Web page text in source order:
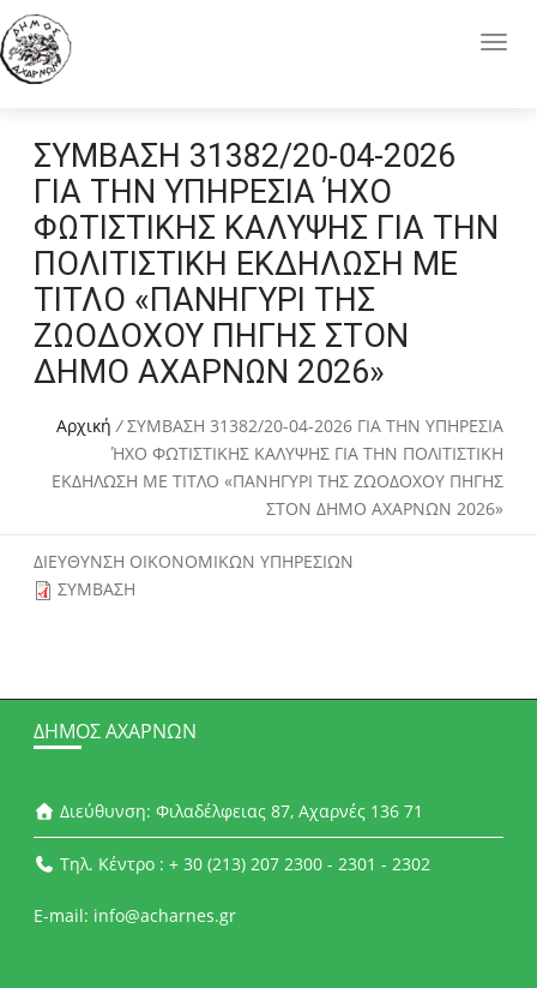
ΣΥΜΒΑΣΗ 31382/20-04-2026
ΓΙΑ ΤΗΝ ΥΠΗΡΕΣΙΑ ΉΧΟ
ΦΩΤΙΣΤΙΚΗΣ ΚΑΛΥΨΗΣ ΓΙΑ ΤΗΝ
ΠΟΛΙΤΙΣΤΙΚΗ ΕΚΔΗΛΩΣΗ ΜΕ
ΤΙΤΛΟ «ΠΑΝΗΓΥΡΙ ΤΗΣ
ΖΩΟΔΟΧΟΥ ΠΗΓΗΣ ΣΤΟΝ
ΔΗΜΟ ΑΧΑΡΝΩΝ 2026»
Αρχική /ΣΥΜΒΑΣΗ 31382/20-04-2026 ΓΙΑ ΤΗΝ ΥΠΗΡΕΣΙΑ
ΉΧΟ ΦΩΤΙΣΤΙΚΗΣ ΚΑΛΥΨΗΣ ΓΙΑ ΤΗΝ ΠΟΛΙΤΙΣΤΙΚΗ
ΕΚΔΗΛΩΣΗ ΜΕ ΤΙΤΛΟ «ΠΑΝΗΓΥΡΙ ΤΗΣ ΖΩΟΔΟΧΟΥ ΠΗΓΗΣ
ΣΤΟΝ ΔΗΜΟ ΑΧΑΡΝΩΝ 2026»
ΔΙΕΥΘΥΝΣΗ ΟΙΚΟΝΟΜΙΚΩΝ ΥΠΗΡΕΣΙΩΝ
ΣΥΜΒΑΣΗ
ΔΉΜΟΣ ΑΧΑΡΝΏΝ
Διεύθυνση: Φιλαδέλφειας 87, Αχαρνές 136 71
Τηλ. Κέντρο : + 30 (213) 207 2300 - 2301 - 2302
E-mail: info@acharnes.gr